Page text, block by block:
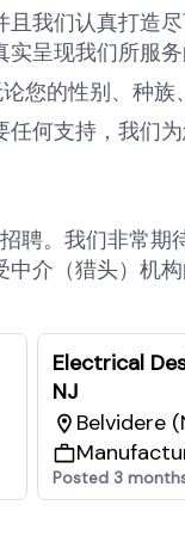
我们认真打造
呈现我们所服务
的性别、种族
任何支持，我们
聘。我们非常
介（猎头）机构
Electrical
NJ
Belvidere
Posted 3